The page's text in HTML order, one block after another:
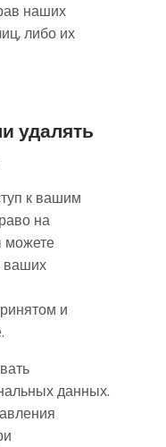
наших
либо их
удалять
к вашим
на
можете
ваших
и
данных.